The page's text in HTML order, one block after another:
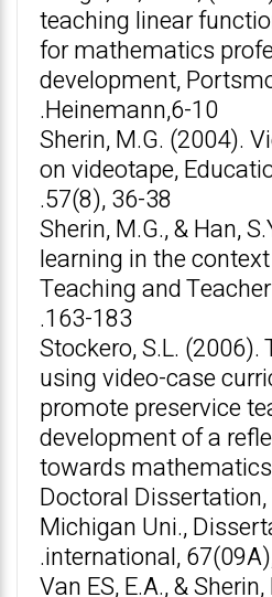
teaching linear
for mathematics
development,
Heinemann,6-10.
Sherin, M.G. (2004).
on videotape,
57(8), 36-38.
Sherin, M.G., & Han,
learning in the
Teaching and
163-183.
Stockero, S.L. (2006).
using video-case
promote preservice
development of a
towards
Doctoral
Michigan Uni.,
international,
Van ES, E.A., &